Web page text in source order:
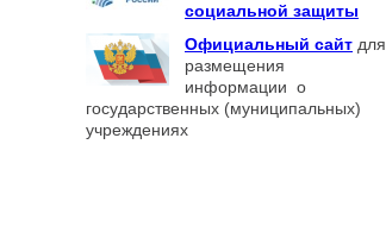
социальной защиты
Официальный сайт для
размещения
информации о
государственных (муниципальных)
учреждениях